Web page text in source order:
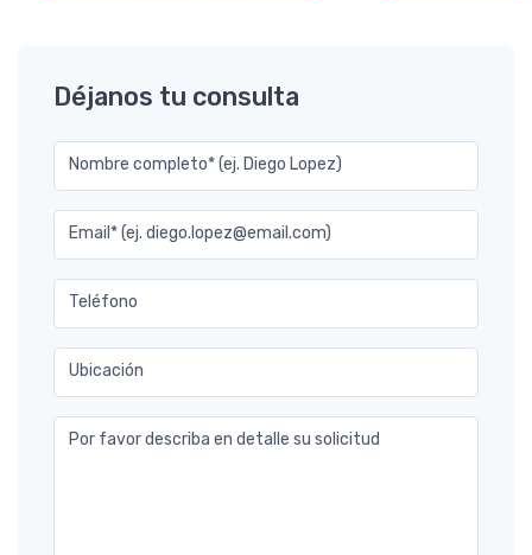
Déjanos tu consulta
Nombre completo* (ej. Diego Lopez)
Email* (ej. diego.lopez@email.com)
Teléfono
Ubicación
Por favor describa en detalle su solicitud